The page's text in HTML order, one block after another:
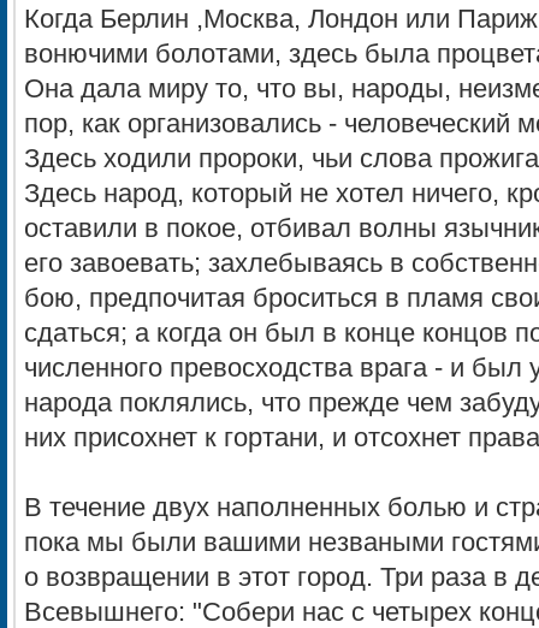
Когда Берлин ,Москва, Лондон или
вонючими болотами, здесь была
Она дала миру то, что вы, народы,
пор, как организовались - человеческий
Здесь ходили пророки, чьи слова
Здесь народ, который не хотел ничего,
оставили в покое, отбивал волны
его завоевать; захлебываясь в
бою, предпочитая броситься в пламя
сдаться; а когда он был в конце концов
численного превосходства врага - и
народа поклялись, что прежде чем
них присохнет к гортани, и отсохнет
В течение двух наполненных болью и
пока мы были вашими незваными
о возвращении в этот город. Три раза в
Всевышнего: "Собери нас с четырех